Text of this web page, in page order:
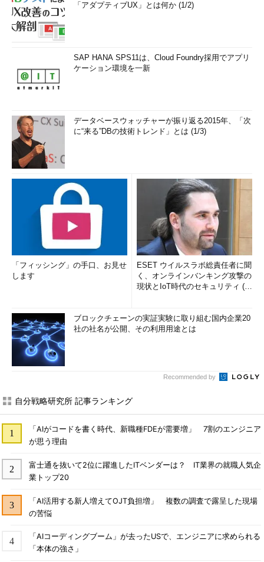
「アダプティブUX」とは何か (1/2)
SAP HANA SPS11は、Cloud Foundry採用でアプリ
ケーション環境を一新
データベースウォッチャーが振り返る2015年、「次
に“来る”DBの技術トレンド」とは (1/3)
「フィッシング」の手口、お見せ
します
ESET ウイルスラボ総責任者に聞
く、オンラインバンキング攻撃の
現状とIoT時代のセキュリティ (1/
ブロックチェーンの実証実験に取り組む国内企業20
社の社名が公開、その利用用途とは
Recommended by
自分戦略研究所 記事ランキング
「AIがコードを書く時代、新職種FDEが需要増」 7割のエンジニア
が思う理由
富士通を抜いて2位に躍進したITベンダーは？ IT業界の就職人気企
業トップ20
「AI活用する新人増えてOJT負担増」 複数の調査で露呈した現場
の苦悩
「AIコーディングブーム」が去ったUSで、エンジニアに求められる
「本体の強さ」